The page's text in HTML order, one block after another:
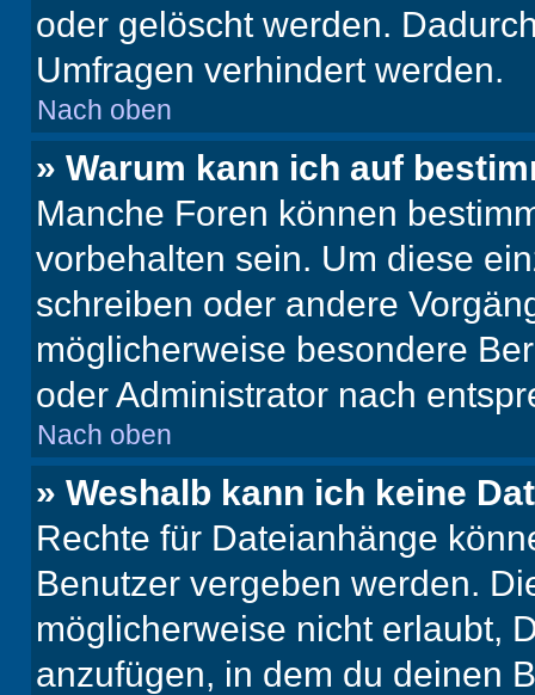
oder gelöscht werden.
Umfragen verhindert werden.
Nach oben
» Warum kann ich auf
Manche Foren können
vorbehalten sein. Um diese
schreiben oder andere
möglicherweise besondere
oder Administrator nach
Nach oben
» Weshalb kann ich keine
Rechte für Dateianhänge
Benutzer vergeben werden.
möglicherweise nicht erlaubt,
anzufügen, in dem du deinen